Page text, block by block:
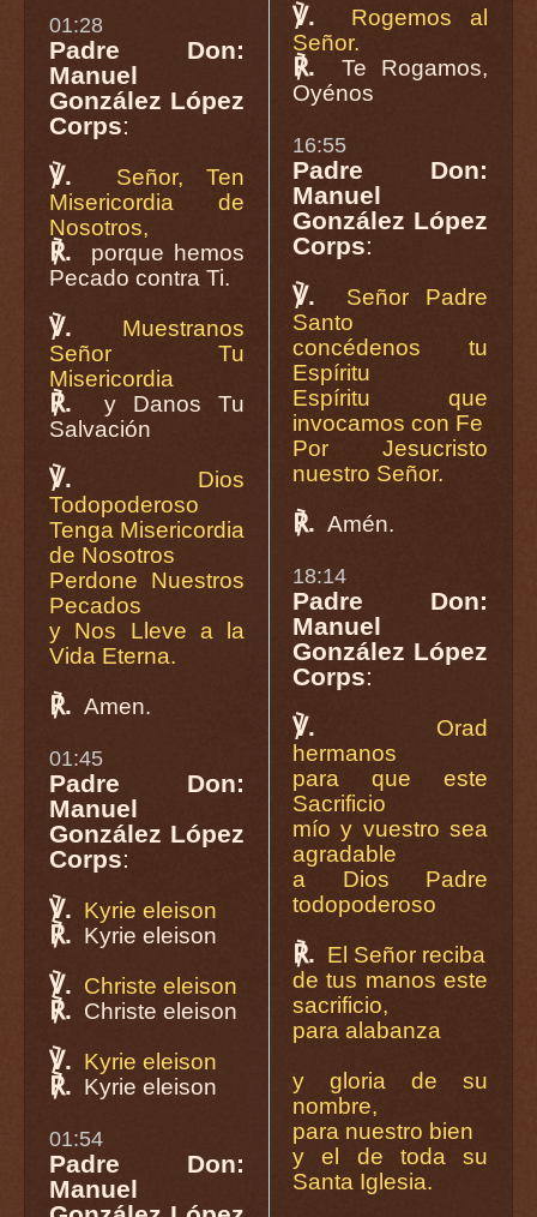
01:28
Padre Don:
Manuel
González López
Corps:
℣.
Señor, Ten
Misericordia de
Nosotros,
℟.
porque hemos
Pecado contra Ti.
℣.
Muestranos
Señor Tu
Misericordia
℟.
y Danos Tu
Salvación
℣.
Dios
Todopoderoso
Tenga Misericordia
de Nosotros
Perdone Nuestros
Pecados
y Nos Lleve a la
Vida Eterna.
℟. Amen.
01:45
Padre Don:
Manuel
González López
Corps:
℣. Kyrie eleison
℟. Kyrie eleison
℣. Christe eleison
℟. Christe eleison
℣. Kyrie eleison
℟. Kyrie eleison
01:54
Padre Don:
Manuel
℣.
Rogemos al
Señor.
℟.
Te Rogamos,
Oyénos
16:55
Padre Don:
Manuel
González López
Corps:
℣.
Señor Padre
Santo
concédenos tu
Espíritu
Espíritu que
invocamos con Fe
Por Jesucristo
nuestro Señor.
℟. Amén.
18:14
Padre Don:
Manuel
González López
Corps:
℣.
Orad
hermanos
para que este
Sacrificio
mío y vuestro sea
agradable
a Dios Padre
todopoderoso
℟. El Señor reciba
de tus manos este
sacrificio,
para alabanza
y gloria de su
nombre,
para nuestro bien
y el de toda su
Santa Iglesia.